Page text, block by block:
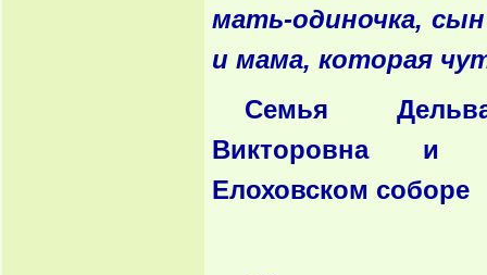
мать-одиночка,
и мама, которая
Семья
Викторовна и
Елоховском соборе